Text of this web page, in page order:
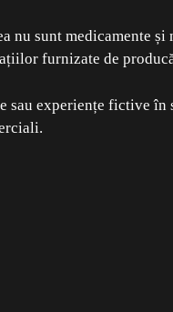
nu sunt medicamente
furnizate de
experiențe fictive în